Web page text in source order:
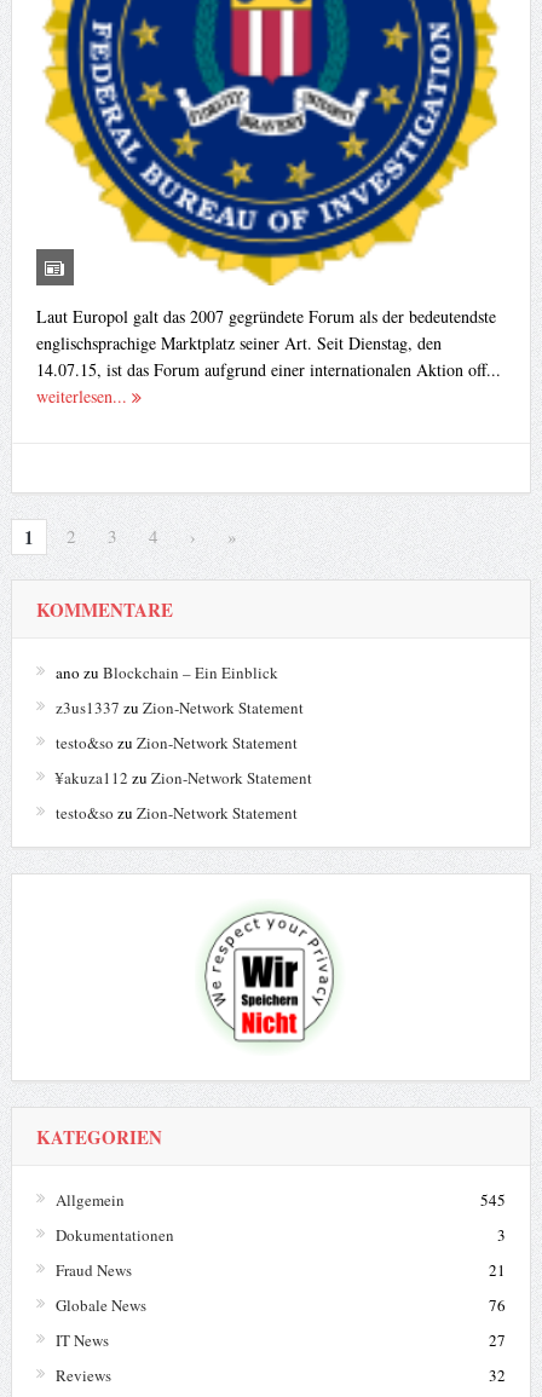
Laut Europol galt das 2007 gegründete Forum als der bedeutendste
englischsprachige Marktplatz seiner Art. Seit Dienstag, den
14.07.15, ist das Forum aufgrund einer internationalen Aktion off...
weiterlesen...
1 2 3 4 › »
KOMMENTARE
ano zu Blockchain – Ein Einblick
z3us1337 zu Zion-Network Statement
testo&so zu Zion-Network Statement
¥akuza112 zu Zion-Network Statement
testo&so zu Zion-Network Statement
KATEGORIEN
Allgemein
545
Dokumentationen
3
Fraud News
21
Globale News
76
IT News
27
Reviews
32